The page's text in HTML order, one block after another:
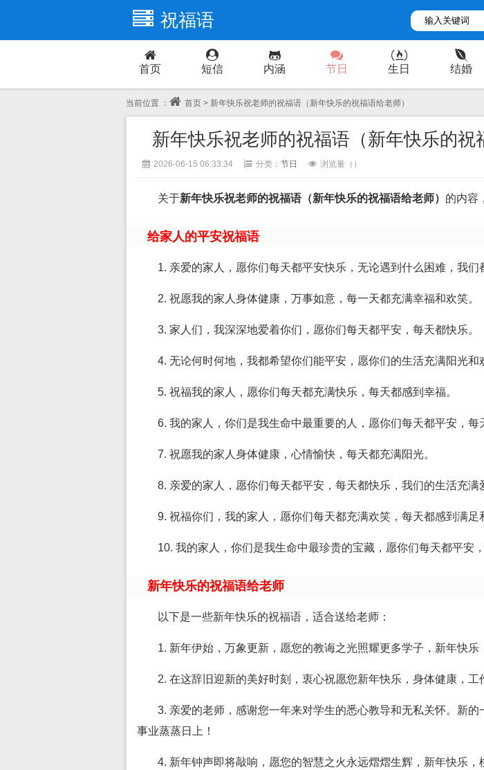
祝福语
首页 短信 内涵 节日 生日 结婚
当前位置 ： 首页 > 新年快乐祝老师的祝福语（新年快乐的祝福语给老师）
新年快乐祝老师的祝福语（新年快乐的祝
2026-06-15 06:33:34 分类： 节日 浏览量（ ）
关于新年快乐祝老师的祝福语（新年快乐的祝福语给老师） 的内容
给家人的平安祝福语
1. 亲爱的家人，愿你们每天都平安快乐，无论遇到什么困难，我们
2. 祝愿我的家人身体健康，万事如意，每一天都充满幸福和欢笑。
3. 家人们，我深深地爱着你们，愿你们每天都平安，每天都快乐。
4. 无论何时何地，我都希望你们能平安，愿你们的生活充满阳光和
5. 祝福我的家人，愿你们每天都充满快乐，每天都感到幸福。
6. 我的家人，你们是我生命中最重要的人，愿你们每天都平安，每
7. 祝愿我的家人身体健康，心情愉快，每天都充满阳光。
8. 亲爱的家人，愿你们每天都平安，每天都快乐，我们的生活充满
9. 祝福你们，我的家人，愿你们每天都充满欢笑，每天都感到满足
10. 我的家人，你们是我生命中最珍贵的宝藏，愿你们每天都平安，
新年快乐的祝福语给老师
以下是一些新年快乐的祝福语，适合送给老师：
1. 新年伊始，万象更新，愿您的教诲之光照耀更多学子，新年快乐
2. 在这辞旧迎新的美好时刻，衷心祝愿您新年快乐，身体健康，工
3. 亲爱的老师，感谢您一年来对学生的悉心教导和无私关怀。新的
事业蒸蒸日上！
4. 新年钟声即将敲响，愿您的智慧之火永远熠熠生辉，新年快乐，